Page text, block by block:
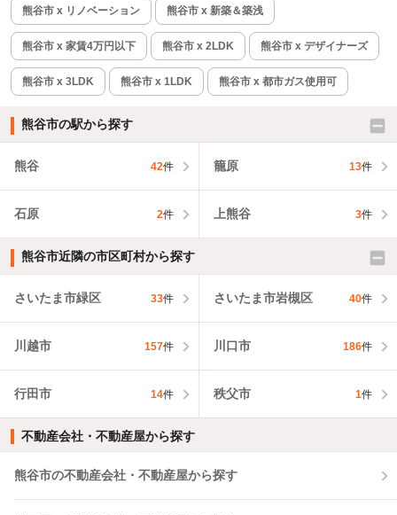
熊谷市 x リノベーション 熊谷市 x 新築＆築浅
熊谷市 x 家賃4万円以下 熊谷市 x 2LDK 熊谷市 x デザイナーズ
熊谷市 x 3LDK 熊谷市 x 1LDK 熊谷市 x 都市ガス使用可
熊谷市の駅から探す
熊谷 42件 籠原 13件
石原 2件 上熊谷 3件
熊谷市近隣の市区町村から探す
さいたま市緑区 33件 さいたま市岩槻区 40件
川越市 157件 川口市 186件
行田市 14件 秩父市 1件
不動産会社・不動産屋から探す
熊谷市の不動産会社・不動産屋から探す